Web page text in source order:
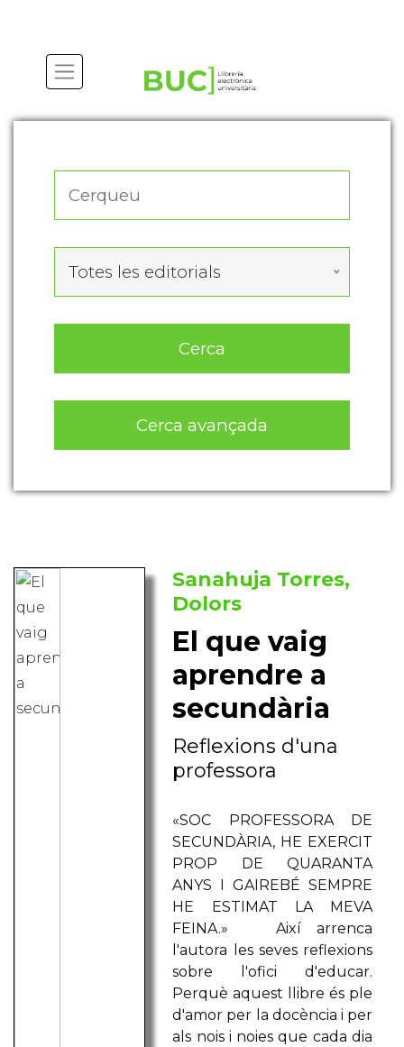
Totes les editorials
Cerca
Cerca avançada
Sanahuja Torres,
Dolors
El que vaig
aprendre a
secundària
Reflexions d'una
professora
«SOC PROFESSORA DE
SECUNDÀRIA, HE EXERCIT
PROP DE QUARANTA
ANYS I GAIREBÉ SEMPRE
HE ESTIMAT LA MEVA
FEINA.» Així arrenca
l'autora les seves reflexions
sobre l'ofici d'educar.
Perquè aquest llibre és ple
d'amor per la docència i per
als nois i noies que cada dia